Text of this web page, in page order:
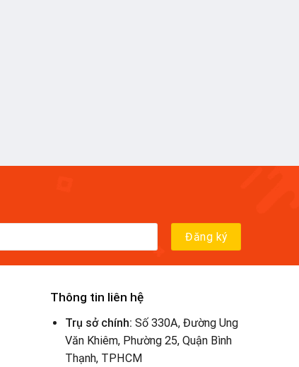
Thông tin liên hệ
Trụ sở chính: Số 330A, Đường Ung
Văn Khiêm, Phường 25, Quận Bình
Thạnh, TPHCM